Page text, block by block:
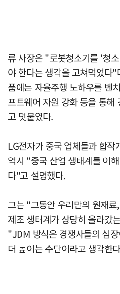
류 사장은 "로봇청소기를 '청
야 한다는 생각을 고쳐먹었다
품에는 자율주행 노하우를 벤
프트웨어 자원 강화 등을 통
고 덧붙였다.
LG전자가 중국 업체들과 합
역시 "중국 산업 생태계를 이
다"고 설명했다.
그는 "그동안 우리만의 원재
제조 생태계가 상당히 올라갔
"JDM 방식은 경쟁사들의 심
더 높이는 수단이라고 생각한